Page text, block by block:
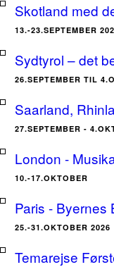
Skotland med
13.-23.SEPTEMBER
Sydtyrol – det
26.SEPTEMBER TIL
Saarland,
27.SEPTEMBER -
London -
10.-17.OKTOBER
Paris - Byernes
25.-31.OKTOBER 2026
Temarejse